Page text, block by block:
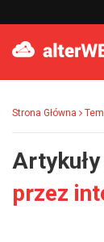
Strona Główna
przez